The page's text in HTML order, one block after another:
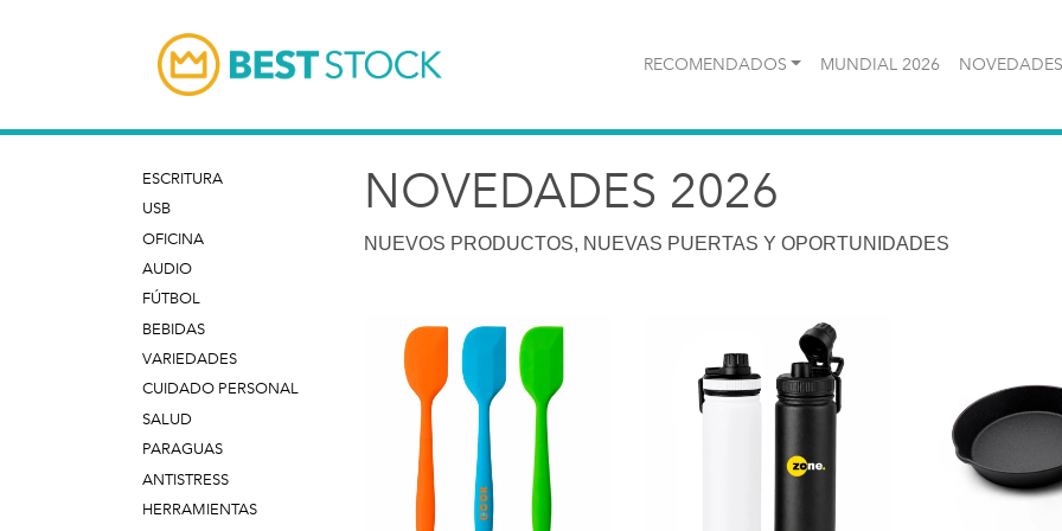
RECOMENDADOS MUNDIAL 2026
ESCRITURA
USB
OFICINA
AUDIO
FÚTBOL
BEBIDAS
VARIEDADES
CUIDADO PERSONAL
SALUD
PARAGUAS
ANTISTRESS
HERRAMIENTAS
NOVEDADES 2026
NUEVOS PRODUCTOS, NUEVAS PUERTAS Y OPORTUNIDADES